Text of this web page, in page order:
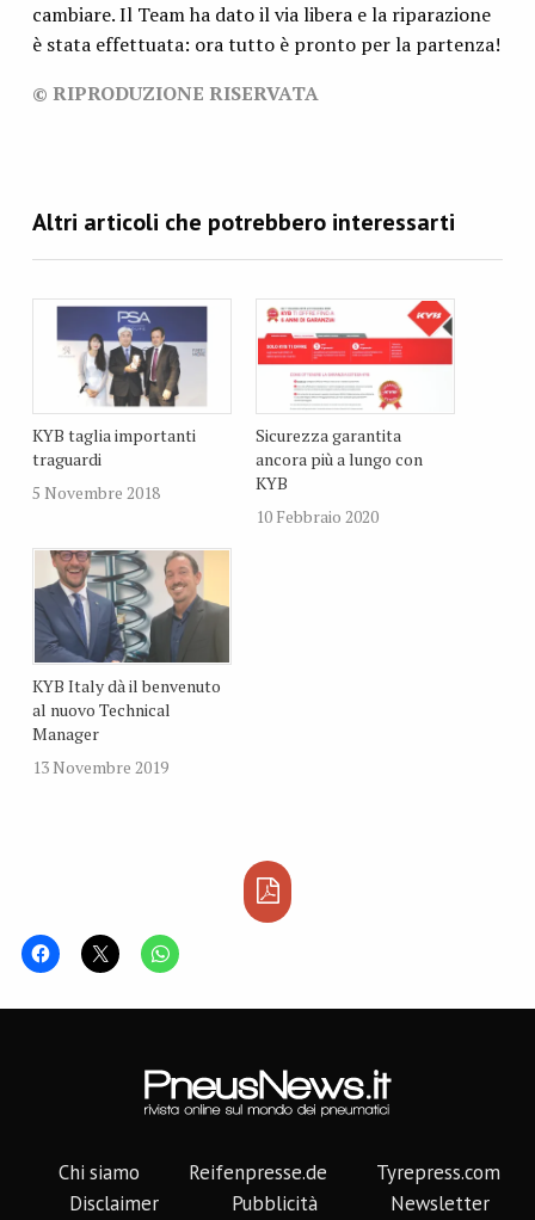
cambiare. Il Team ha dato il via libera e la riparazione
è stata effettuata: ora tutto è pronto per la partenza!
© RIPRODUZIONE RISERVATA
KYB taglia importanti
traguardi
5 Novembre 2018
Sicurezza garantita
ancora più a lungo con
KYB
10 Febbraio 2020
KYB Italy dà il benvenuto
al nuovo Technical
Manager
13 Novembre 2019
Chi siamo Reifenpresse.de
Tyrepress.com
Disclaimer
Pubblicità Newsletter